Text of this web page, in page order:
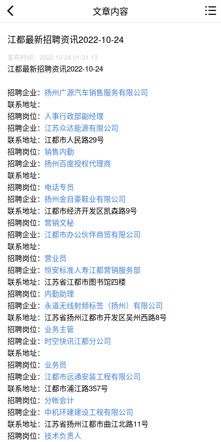
文章内容
江都最新招聘资讯2022-10-24
发布时间：2022-10-24 01:31:13
江都最新招聘资讯2022-10-24
招聘企业： 扬州广源汽车销售服务有限公司
联系地址：
招聘岗位： 人事行政部副经理
招聘企业： 江苏众达能源有限公司
联系地址：江都市人民路29号
招聘岗位： 销售内勤
招聘企业： 扬州百度授权代理商
联系地址：
招聘岗位： 电话专员
招聘企业： 扬州金自豪鞋业有限公司
联系地址：江都市经济开发区凯森路9号
招聘岗位： 营销文秘
招聘企业： 江都市办公伙伴商贸有限公司
联系地址：
招聘岗位： 营业员
招聘企业： 恒安标准人寿江都营销服务部
联系地址：江苏省江都市图书馆四楼
招聘岗位： 内勤助理
招聘企业： 永道无线射频标签（扬州）有限公司
联系地址：江苏省扬州江都市开发区吴州西路8号
招聘岗位： 业务主管
招聘企业： 时空快讯江都分公司
联系地址：
招聘岗位： 业务员
招聘企业： 江都市远通安装工程有限公司
联系地址：江都市浦江路357号
招聘岗位： 分帐会计
招聘企业： 中机环建建设工程有限公司
联系地址：江苏省扬州江都市曲江北路11号
招聘岗位： 技术负责人